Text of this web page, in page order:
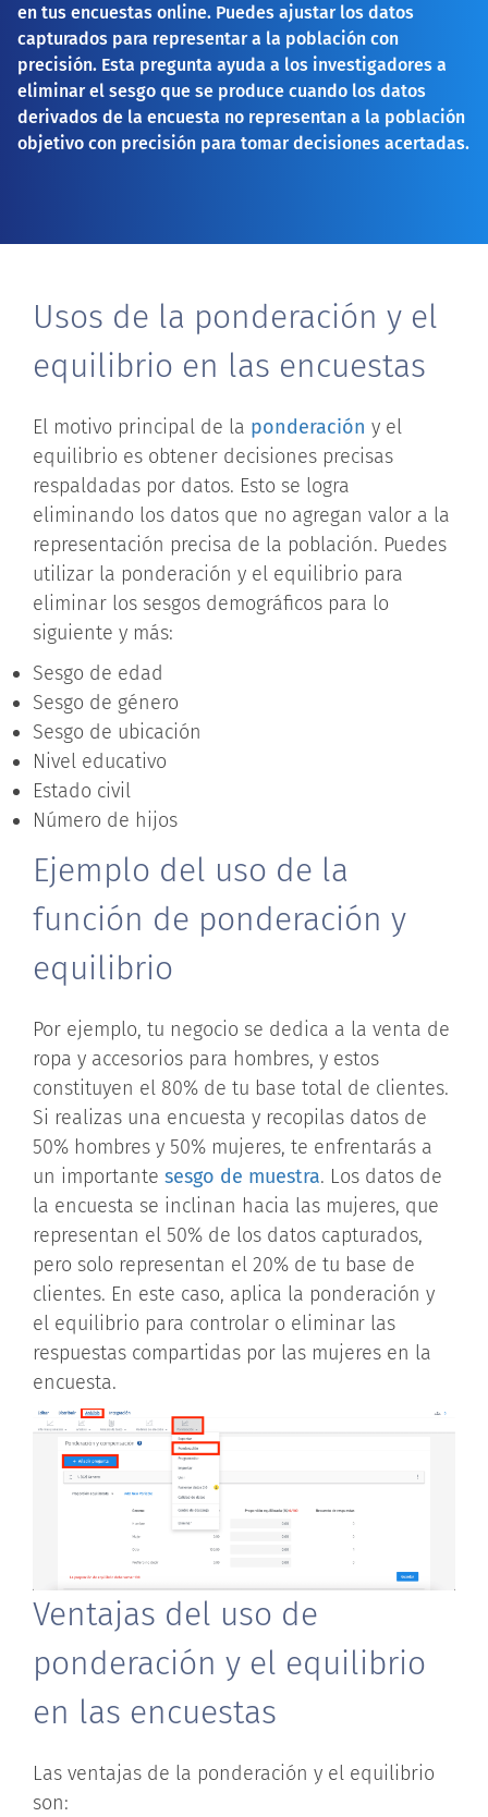
en tus encuestas online. Puedes ajustar los datos
capturados para representar a la población con
precisión. Esta pregunta ayuda a los investigadores a
eliminar el sesgo que se produce cuando los datos
derivados de la encuesta no representan a la población
objetivo con precisión para tomar decisiones acertadas.
Usos de la ponderación y el
equilibrio en las encuestas
El motivo principal de la ponderación y el
equilibrio es obtener decisiones precisas
respaldadas por datos. Esto se logra
eliminando los datos que no agregan valor a la
representación precisa de la población. Puedes
utilizar la ponderación y el equilibrio para
eliminar los sesgos demográficos para lo
siguiente y más:
Sesgo de edad
Sesgo de género
Sesgo de ubicación
Nivel educativo
Estado civil
Número de hijos
Ejemplo del uso de la
función de ponderación y
equilibrio
Por ejemplo, tu negocio se dedica a la venta de
ropa y accesorios para hombres, y estos
constituyen el 80% de tu base total de clientes.
Si realizas una encuesta y recopilas datos de
50% hombres y 50% mujeres, te enfrentarás a
un importante sesgo de muestra. Los datos de
la encuesta se inclinan hacia las mujeres, que
representan el 50% de los datos capturados,
pero solo representan el 20% de tu base de
clientes. En este caso, aplica la ponderación y
el equilibrio para controlar o eliminar las
respuestas compartidas por las mujeres en la
encuesta.
Ventajas del uso de
ponderación y el equilibrio
en las encuestas
Las ventajas de la ponderación y el equilibrio
son: